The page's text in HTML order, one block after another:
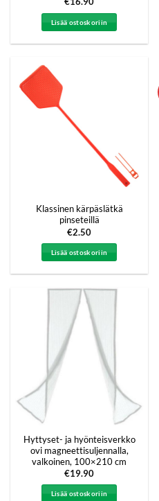
Lisää ostoskoriin
Klassinen kärpäslätkä
pinseteillä
€2.50
Lisää ostoskoriin
Hyttyset- ja hyönteisverkko
ovi magneettisuljennalla,
valkoinen, 100×210 cm
€19.90
Lisää ostoskoriin